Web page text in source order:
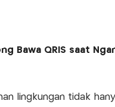
Bawa QRIS saat
lingkungan tidak